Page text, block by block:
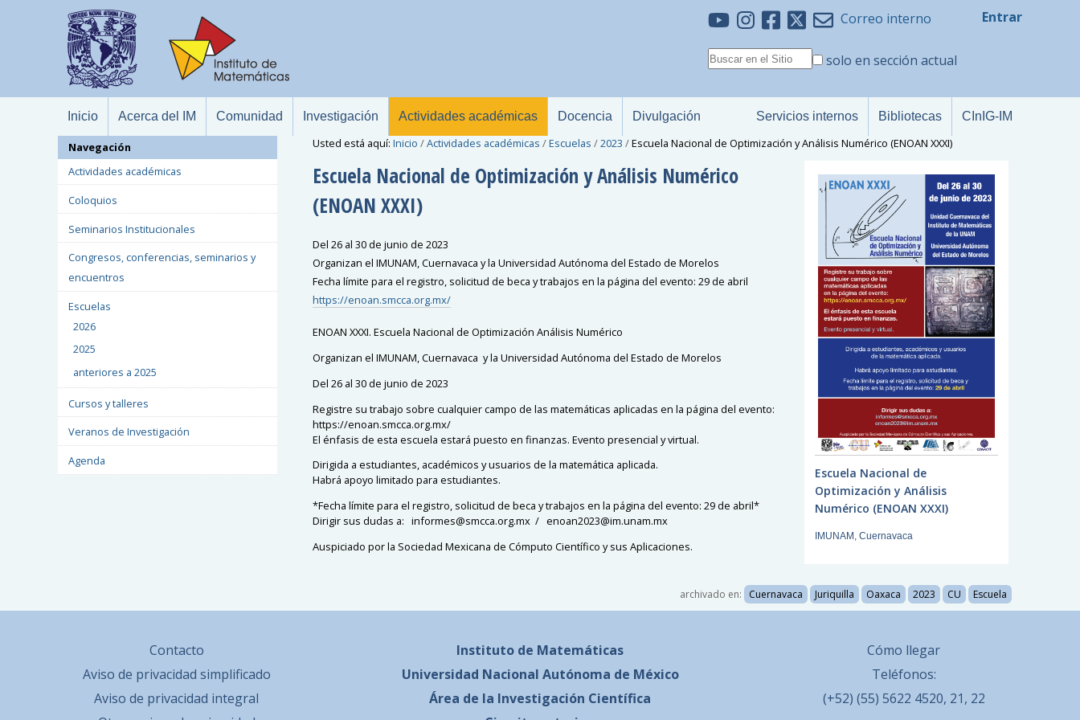
Correo interno
solo en sección actual
Entrar
Inicio Acerca del IM Comunidad Investigación Actividades académicas Docencia Divulgación Servicios internos Bibliotecas CInIG-IM
Usted está aquí: Inicio /Actividades académicas /Escuelas /2023 /Escuela Nacional de Optimización y Análisis Numérico (ENOAN XXXI)
Escuela Nacional de Optimización y Análisis Numérico
(ENOAN XXXI)
Del 26 al 30 de junio de 2023
Organizan el IMUNAM, Cuernavaca y la Universidad Autónoma del Estado de Morelos
Fecha límite para el registro, solicitud de beca y trabajos en la página del evento: 29 de abril
https://enoan.smcca.org.mx/
ENOAN XXXI. Escuela Nacional de Optimización Análisis Numérico
Organizan el IMUNAM, Cuernavaca y la Universidad Autónoma del Estado de Morelos
Del 26 al 30 de junio de 2023
Registre su trabajo sobre cualquier campo de las matemáticas aplicadas en la página del evento:
https://enoan.smcca.org.mx/
El énfasis de esta escuela estará puesto en finanzas. Evento presencial y virtual.
Dirigida a estudiantes, académicos y usuarios de la matemática aplicada.
Habrá apoyo limitado para estudiantes.
*Fecha límite para el registro, solicitud de beca y trabajos en la página del evento: 29 de abril*
Dirigir sus dudas a: informes@smcca.org.mx / enoan2023@im.unam.mx
Auspiciado por la Sociedad Mexicana de Cómputo Científico y sus Aplicaciones.
Escuela Nacional de
Optimización y Análisis
Numérico (ENOAN XXXI)
IMUNAM, Cuernavaca
archivado en: Cuernavaca Juriquilla Oaxaca 2023 CU Escuela
Navegación
Actividades académicas
Coloquios
Seminarios Institucionales
Congresos, conferencias, seminarios y
encuentros
Escuelas
2026
2025
anteriores a 2025
Cursos y talleres
Veranos de Investigación
Agenda
Contacto
Aviso de privacidad simplificado
Aviso de privacidad integral
Instituto de Matemáticas
Universidad Nacional Autónoma de México
Área de la Investigación Científica
Cómo llegar
Teléfonos:
(+52) (55) 5622 4520, 21, 22